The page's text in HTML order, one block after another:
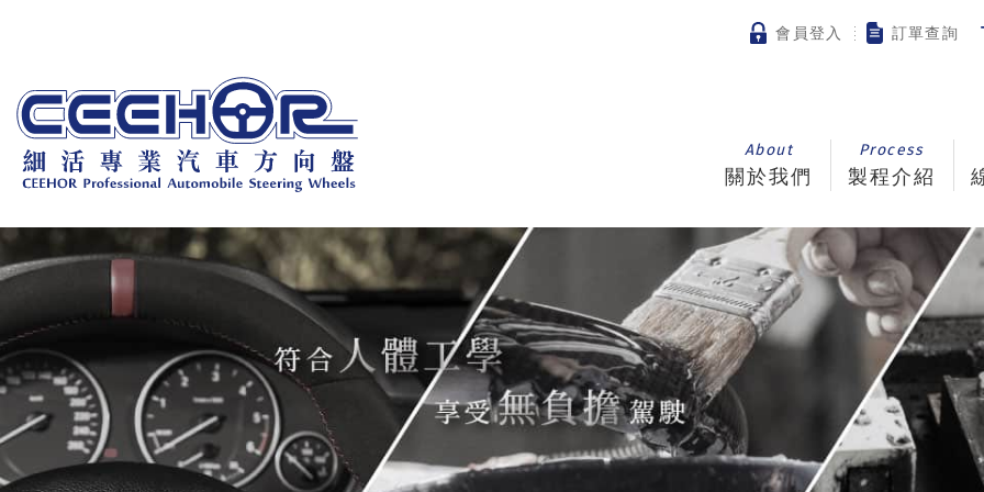
會員登入 訂單查詢
About
關於我們
Process
製程介紹